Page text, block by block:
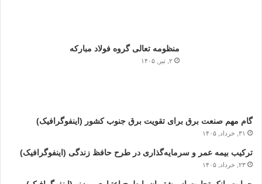
منظومه تعالی گروه فولاد مبارکه
۲, تیر, ۱۴۰۵
گام مهم صنعت برق برای تقویت برق جنوب کشور (اینفوگرافیک)
۳۱, خرداد, ۱۴۰۵
ترکیب بیمه عمر و سرمایه‌گذاری در طرح حافظ زندگی (اینفوگرافیک)
۲۳, خرداد, ۱۴۰۵